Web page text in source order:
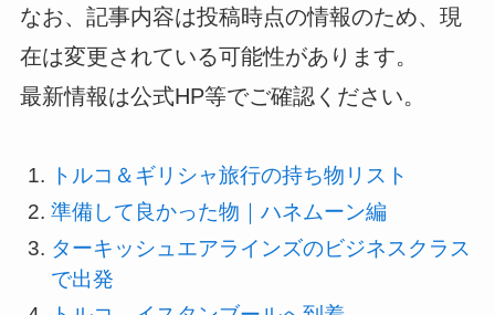
なお、記事内容は投稿時点の情報のため、現
在は変更されている可能性があります。
最新情報は公式HP等でご確認ください。
トルコ＆ギリシャ旅行の持ち物リスト
準備して良かった物｜ハネムーン編
ターキッシュエアラインズのビジネスクラス
で出発